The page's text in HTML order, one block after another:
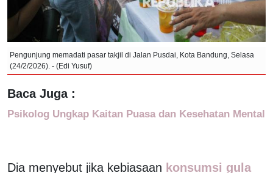
Pengunjung memadati pasar takjil di Jalan Pusdai, Kota Bandung, Selasa
(24/2/2026). - (Edi Yusuf)
Baca Juga :
Psikolog Ungkap Kaitan Puasa dan Kesehatan Mental
Dia menyebut jika kebiasaan konsumsi gula